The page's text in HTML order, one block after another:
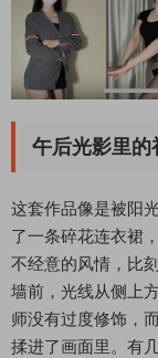
午后光影里的
这套作品像是被阳
了一条碎花连衣裙
不经意的风情，比
墙前，光线从侧上
师没有过度修饰，
揉进了画面里。有